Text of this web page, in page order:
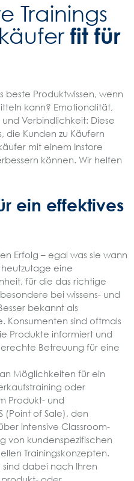
Trainings
fit für
beste Produktwissen, wenn
kann? Emotionalität,
Verbindlichkeit: Diese
die Kunden zu Käufern
mit einem Instore
können. Wir helfen
ein effektives
Erfolg – egal was sie wann
eine
für die das richtige
bei wissens- und
bekannt als
Konsumenten sind oftmals
Produkte informiert und
Betreuung für eine
Möglichkeiten für ein
oder
Produkt- und
(Point of Sale), den
intensive Classroom-
von kundenspezifischen
Trainingskonzepten.
sind dabei nach Ihren